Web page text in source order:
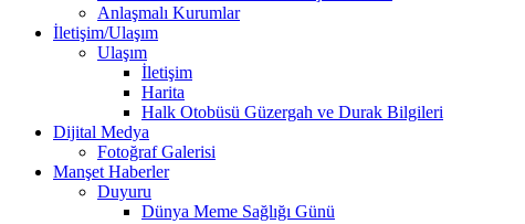
Anlaşmalı Kurumlar
İletişim/Ulaşım
Ulaşım
İletişim
Harita
Halk Otobüsü Güzergah ve Durak Bilgileri
Dijital Medya
Fotoğraf Galerisi
Manşet Haberler
Duyuru
Dünya Meme Sağlığı Günü